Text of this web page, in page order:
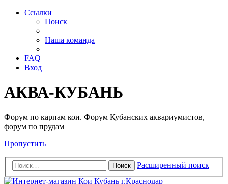
Ссылки
Поиск
Наша команда
FAQ
Вход
АКВА-КУБАНЬ
Форум по карпам кои. Форум Кубанских аквариумистов,
форум по прудам
Пропустить
Поиск Расширенный поиск